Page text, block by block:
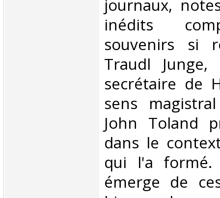
journaux,
inédits
souvenirs si
Traudl
secrétaire de
sens
John Toland
dans le
qui l'a
émerge de